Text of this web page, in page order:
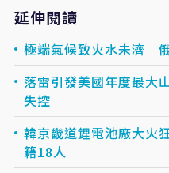
延伸閱讀
極端氣候致火水未濟
落雷引發美國年度最
失控
韓京畿道鋰電池廠大
籍18人